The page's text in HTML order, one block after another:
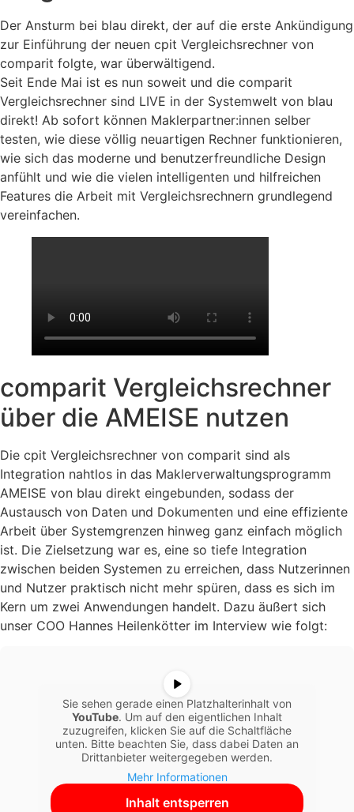
Der Ansturm bei blau direkt, der auf die erste Ankündigung
zur Einführung der neuen cpit Vergleichsrechner von
comparit folgte, war überwältigend.
Seit Ende Mai ist es nun soweit und die comparit
Vergleichsrechner sind LIVE in der Systemwelt von blau
direkt! Ab sofort können Maklerpartner:innen selber
testen, wie diese völlig neuartigen Rechner funktionieren,
wie sich das moderne und benutzerfreundliche Design
anfühlt und wie die vielen intelligenten und hilfreichen
Features die Arbeit mit Vergleichsrechnern grundlegend
vereinfachen.
comparit Vergleichsrechner
über die AMEISE nutzen
Die cpit Vergleichsrechner von comparit sind als
Integration nahtlos in das Maklerverwaltungsprogramm
AMEISE von blau direkt eingebunden, sodass der
Austausch von Daten und Dokumenten und eine effiziente
Arbeit über Systemgrenzen hinweg ganz einfach möglich
ist. Die Zielsetzung war es, eine so tiefe Integration
zwischen beiden Systemen zu erreichen, dass Nutzerinnen
und Nutzer praktisch nicht mehr spüren, dass es sich im
Kern um zwei Anwendungen handelt. Dazu äußert sich
unser COO Hannes Heilenkötter im Interview wie folgt:
Sie sehen gerade einen Platzhalterinhalt von
YouTube. Um auf den eigentlichen Inhalt
zuzugreifen, klicken Sie auf die Schaltfläche
unten. Bitte beachten Sie, dass dabei Daten an
Drittanbieter weitergegeben werden.
Mehr Informationen
Inhalt entsperren